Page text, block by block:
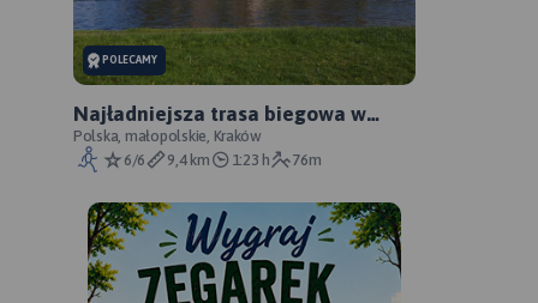
POLECAMY
Najładniejsza trasa biegowa w
Krakowie dla Turystów 10km
Polska, małopolskie, Kraków
6/6
9,4 km 1:23 h 76m